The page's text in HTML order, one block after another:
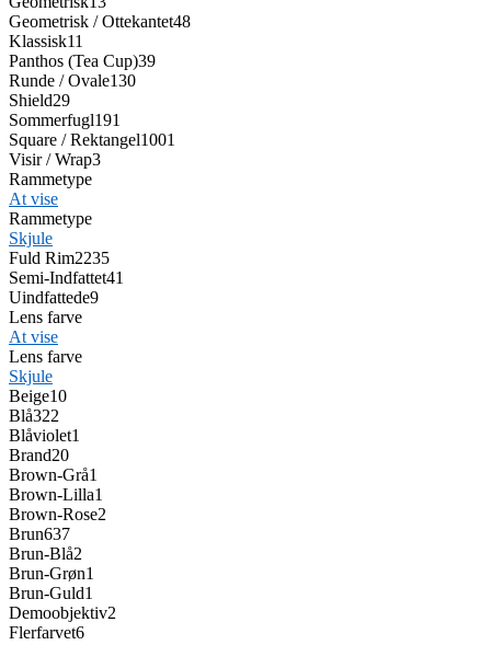
Geometrisk / Ottekantet48
Klassisk11
Panthos (Tea Cup)39
Runde / Ovale130
Shield29
Sommerfugl191
Square / Rektangel1001
Visir / Wrap3
Rammetype
At vise
Rammetype
Skjule
Fuld Rim2235
Semi-Indfattet41
Uindfattede9
Lens farve
At vise
Lens farve
Skjule
Beige10
Blå322
Blåviolet1
Brand20
Brown-Grå1
Brown-Lilla1
Brown-Rose2
Brun637
Brun-Blå2
Brun-Grøn1
Brun-Guld1
Demoobjektiv2
Flerfarvet6